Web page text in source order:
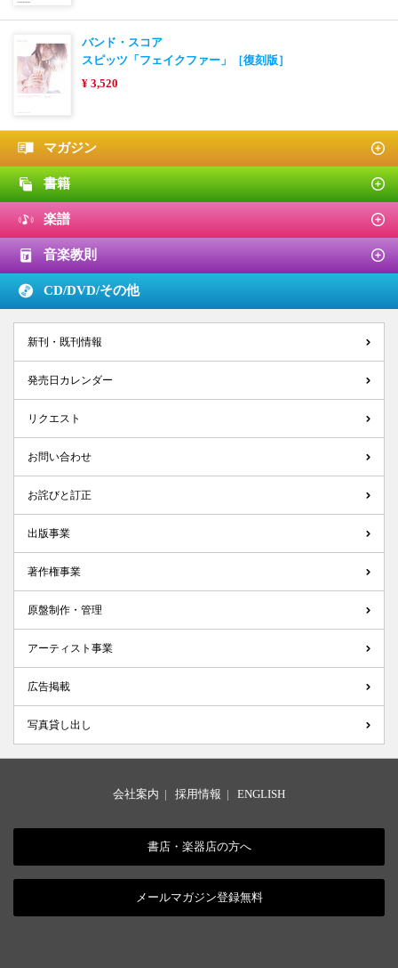
バンド・スコア
スピッツ「フェイクファー」［復刻版］
¥ 3,520
マガジン
書籍
楽譜
音楽教則
CD/DVD/その他
新刊・既刊情報
発売日カレンダー
リクエスト
お問い合わせ
お詫びと訂正
出版事業
著作権事業
原盤制作・管理
アーティスト事業
広告掲載
写真貸し出し
会社案内 | 採用情報 | ENGLISH
書店・楽器店の方へ
メールマガジン登録無料